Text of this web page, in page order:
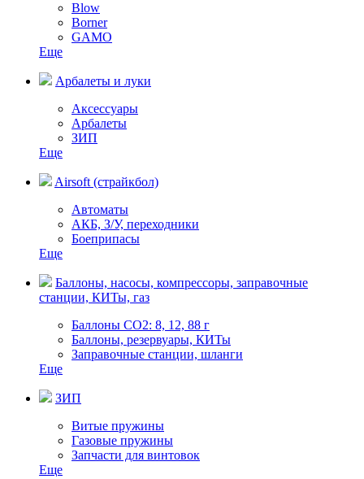
Blow
Borner
GAMO
Еще
Арбалеты и луки
Аксессуары
Арбалеты
ЗИП
Еще
Airsoft (страйкбол)
Автоматы
АКБ, З/У, переходники
Боеприпасы
Еще
Баллоны, насосы, компрессоры, заправочные
станции, КИТы, газ
Баллоны СО2: 8, 12, 88 г
Баллоны, резервуары, КИТы
Заправочные станции, шланги
Еще
ЗИП
Витые пружины
Газовые пружины
Запчасти для винтовок
Еще